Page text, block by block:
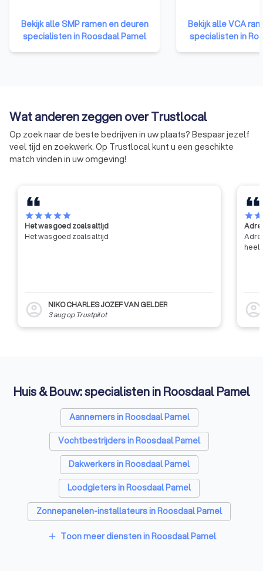
verbouwen te maken heeft. Een
collectief bewustzijn omtrent
risicopreventie en veiligheid
moet het hoge aantal
denken en handelen bij het
uitvoeren van de
werkzaamheden.
Bekijk alle SMP ramen en deuren
specialisten in Roosdaal Pamel
bedrijven
objectief worden
gecertificeerd op
beheersysteem.
van veiligheid,
milieu.
Bekijk alle VCA
specialisten in
Wat anderen zeggen over Trustlocal
Op zoek naar de beste bedrijven in uw plaats? Bespaar jezelf
veel tijd en zoekwerk. Op Trustlocal kunt u een geschikte
match vinden in uw omgeving!
starstarstarstarstar
Het was goed zoals altijd
Het was goed zoals altijd
account_circle
NIKO CHARLES JOZEF VAN GELDER
3 augop Trustpilot
starstar
heel
account_circle
Huis & Bouw: specialisten in Roosdaal Pamel
Aannemers in Roosdaal Pamel
Vochtbestrijders in Roosdaal Pamel
Dakwerkers in Roosdaal Pamel
Loodgieters in Roosdaal Pamel
Zonnepanelen-installateurs in Roosdaal Pamel
Vloerverwarming-installateurs in Roosdaal Pamel
add Toon meer diensten in Roosdaal Pamel